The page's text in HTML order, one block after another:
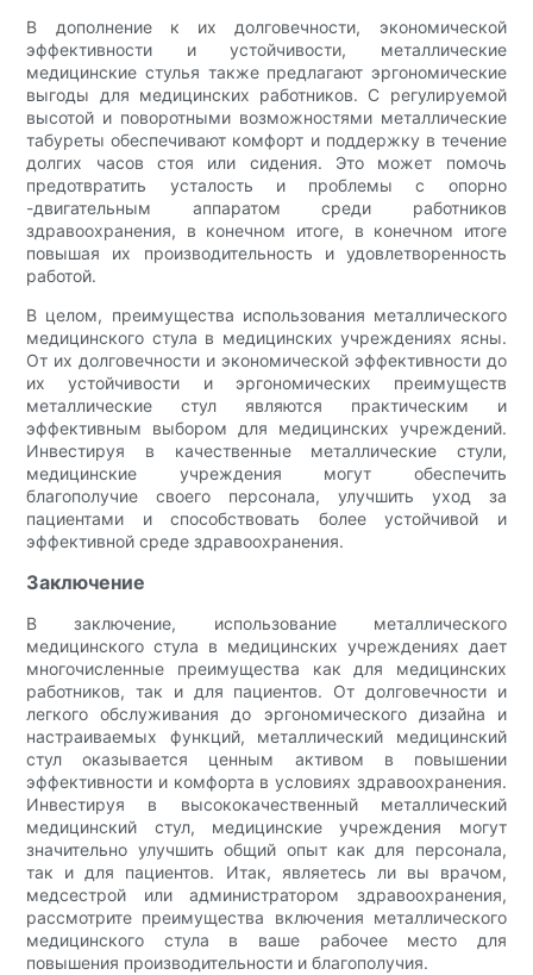
В дополнение к их долговечности, экономической
эффективности и устойчивости, металлические
медицинские стулья также предлагают эргономические
выгоды для медицинских работников. С регулируемой
высотой и поворотными возможностями металлические
табуреты обеспечивают комфорт и поддержку в течение
долгих часов стоя или сидения. Это может помочь
предотвратить усталость и проблемы с опорно
-двигательным аппаратом среди работников
здравоохранения, в конечном итоге, в конечном итоге
повышая их производительность и удовлетворенность
работой.
В целом, преимущества использования металлического
медицинского стула в медицинских учреждениях ясны.
От их долговечности и экономической эффективности до
их устойчивости и эргономических преимуществ
металлические стул являются практическим и
эффективным выбором для медицинских учреждений.
Инвестируя в качественные металлические стули,
медицинские учреждения могут обеспечить
благополучие своего персонала, улучшить уход за
пациентами и способствовать более устойчивой и
эффективной среде здравоохранения.
Заключение
В заключение, использование металлического
медицинского стула в медицинских учреждениях дает
многочисленные преимущества как для медицинских
работников, так и для пациентов. От долговечности и
легкого обслуживания до эргономического дизайна и
настраиваемых функций, металлический медицинский
стул оказывается ценным активом в повышении
эффективности и комфорта в условиях здравоохранения.
Инвестируя в высококачественный металлический
медицинский стул, медицинские учреждения могут
значительно улучшить общий опыт как для персонала,
так и для пациентов. Итак, являетесь ли вы врачом,
медсестрой или администратором здравоохранения,
рассмотрите преимущества включения металлического
медицинского стула в ваше рабочее место для
повышения производительности и благополучия.